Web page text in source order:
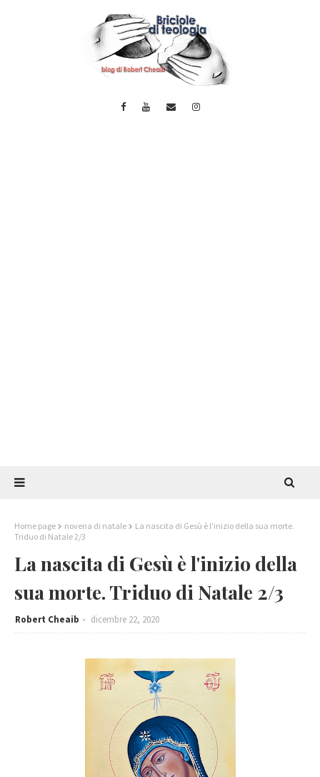
Home page novena di natale
La nascita di Gesù è l'inizio della sua morte.
Triduo di Natale 2/3
La nascita di Gesù è l'inizio della
sua morte. Triduo di Natale 2/3
Robert Cheaib dicembre 22, 2020